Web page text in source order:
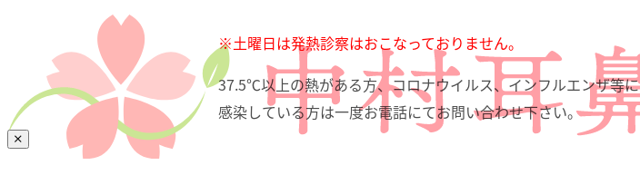
※土曜日は発熱診察はおこなっておりません。
37.5℃以上の熱がある方、コロナウイルス、インフルエンザ等に
感染している方は一度お電話にてお問い合わせ下さい。
医院紹介
診療案内
お会計方法
鼻の病気
耳の病気